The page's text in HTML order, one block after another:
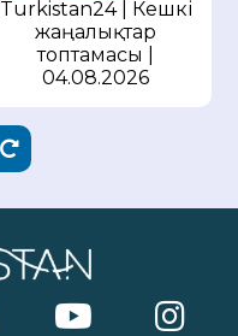
Turkistan24 | Кешкі
жаңалықтар
топтамасы |
04.08.2026